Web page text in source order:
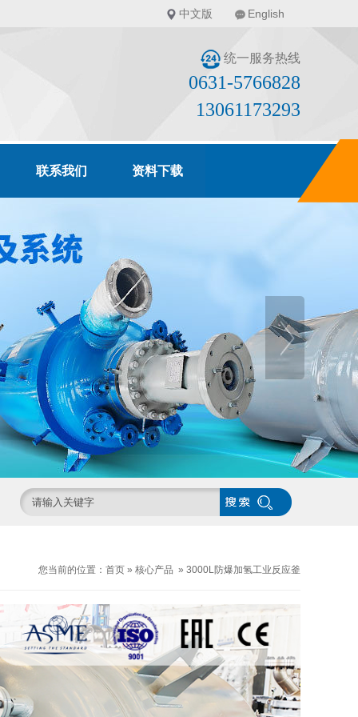
中文版 English
统一服务热线
0631-5766828
13061173293
联系我们 资料下载
您当前的位置： 首页 » 核心产品 » 3000L防爆加氢工业反应釜